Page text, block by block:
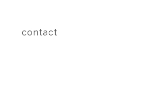
contact